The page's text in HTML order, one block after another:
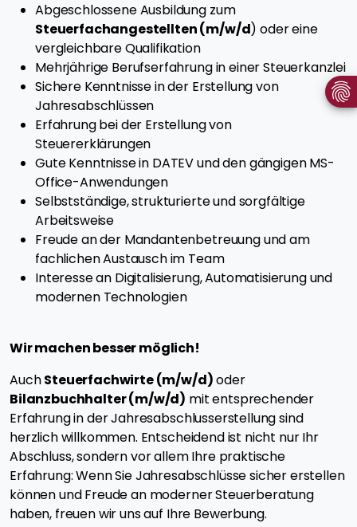
Abgeschlossene Ausbildung zum
Steuerfachangestellten (m/w/d) oder eine
vergleichbare Qualifikation
Mehrjährige Berufserfahrung in einer Steuerkanzlei
Sichere Kenntnisse in der Erstellung von
Jahresabschlüssen
Erfahrung bei der Erstellung von
Steuererklärungen
Gute Kenntnisse in DATEV und den gängigen MS-
Office-Anwendungen
Selbstständige, strukturierte und sorgfältige
Arbeitsweise
Freude an der Mandantenbetreuung und am
fachlichen Austausch im Team
Interesse an Digitalisierung, Automatisierung und
modernen Technologien
Wir machen besser möglich!
AuchSteuerfachwirte (m/w/d)oder
Bilanzbuchhalter (m/w/d) mit entsprechender
Erfahrung in der Jahresabschlusserstellung sind
herzlich willkommen. Entscheidend ist nicht nur Ihr
Abschluss, sondern vor allem Ihre praktische
Erfahrung: Wenn Sie Jahresabschlüsse sicher erstellen
können und Freude an moderner Steuerberatung
haben, freuen wir uns auf Ihre Bewerbung.